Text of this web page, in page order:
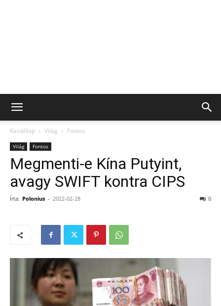
Kezdőlap Világ Fontos
Világ Fontos
Megmenti-e Kína Putyint,
avagy SWIFT kontra CIPS
Írta: Polonius - 2022-02-28 0